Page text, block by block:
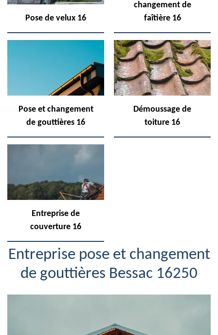
Pose de velux 16
changement de
faîtière 16
Pose et changement
de gouttières 16
Démoussage de
toiture 16
Entreprise de
couverture 16
Entreprise pose et changement
de gouttières Bessac 16250